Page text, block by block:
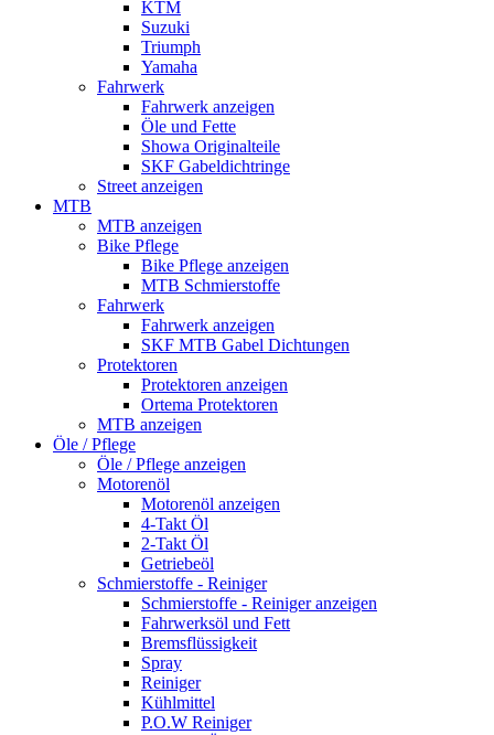
KTM
Suzuki
Triumph
Yamaha
Fahrwerk
Fahrwerk anzeigen
Öle und Fette
Showa Originalteile
SKF Gabeldichtringe
Street anzeigen
MTB
MTB anzeigen
Bike Pflege
Bike Pflege anzeigen
MTB Schmierstoffe
Fahrwerk
Fahrwerk anzeigen
SKF MTB Gabel Dichtungen
Protektoren
Protektoren anzeigen
Ortema Protektoren
MTB anzeigen
Öle / Pflege
Öle / Pflege anzeigen
Motorenöl
Motorenöl anzeigen
4-Takt Öl
2-Takt Öl
Getriebeöl
Schmierstoffe - Reiniger
Schmierstoffe - Reiniger anzeigen
Fahrwerksöl und Fett
Bremsflüssigkeit
Spray
Reiniger
Kühlmittel
P.O.W Reiniger